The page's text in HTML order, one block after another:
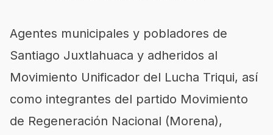
Agentes municipales y pobladores de
Santiago Juxtlahuaca y adheridos al
Movimiento Unificador del Lucha Triqui, así
como integrantes del partido Movimiento
de Regeneración Nacional (Morena),